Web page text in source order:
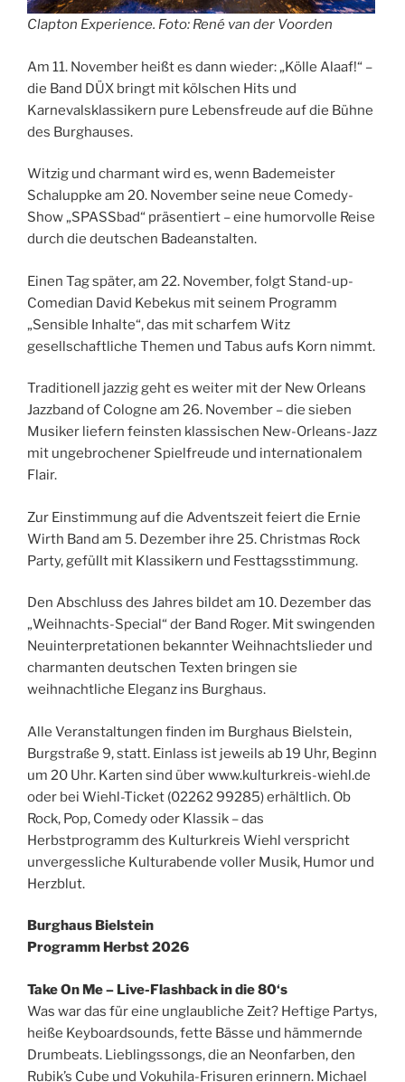
Clapton Experience. Foto: René van der Voorden
Am 11. November heißt es dann wieder: „Kölle Alaaf!“ –
die Band DÜX bringt mit kölschen Hits und
Karnevalsklassikern pure Lebensfreude auf die Bühne
des Burghauses.
Witzig und charmant wird es, wenn Bademeister
Schaluppke am 20. November seine neue Comedy-
Show „SPASSbad“ präsentiert – eine humorvolle Reise
durch die deutschen Badeanstalten.
Einen Tag später, am 22. November, folgt Stand-up-
Comedian David Kebekus mit seinem Programm
„Sensible Inhalte“, das mit scharfem Witz
gesellschaftliche Themen und Tabus aufs Korn nimmt.
Traditionell jazzig geht es weiter mit der New Orleans
Jazzband of Cologne am 26. November – die sieben
Musiker liefern feinsten klassischen New-Orleans-Jazz
mit ungebrochener Spielfreude und internationalem
Flair.
Zur Einstimmung auf die Adventszeit feiert die Ernie
Wirth Band am 5. Dezember ihre 25. Christmas Rock
Party, gefüllt mit Klassikern und Festtagsstimmung.
Den Abschluss des Jahres bildet am 10. Dezember das
„Weihnachts-Special“ der Band Roger. Mit swingenden
Neuinterpretationen bekannter Weihnachtslieder und
charmanten deutschen Texten bringen sie
weihnachtliche Eleganz ins Burghaus.
Alle Veranstaltungen finden im Burghaus Bielstein,
Burgstraße 9, statt. Einlass ist jeweils ab 19 Uhr, Beginn
um 20 Uhr. Karten sind über www.kulturkreis-wiehl.de
oder bei Wiehl-Ticket (02262 99285) erhältlich. Ob
Rock, Pop, Comedy oder Klassik – das
Herbstprogramm des Kulturkreis Wiehl verspricht
unvergessliche Kulturabende voller Musik, Humor und
Herzblut.
Burghaus Bielstein
Programm Herbst 2026
Take On Me – Live-Flashback in die 80‘s
Was war das für eine unglaubliche Zeit? Heftige Partys,
heiße Keyboardsounds, fette Bässe und hämmernde
Drumbeats. Lieblingssongs, die an Neonfarben, den
Rubik’s Cube und Vokuhila-Frisuren erinnern. Michael